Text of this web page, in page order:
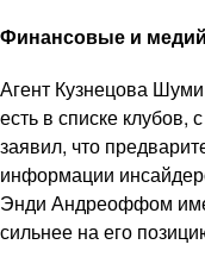
Финансовые и
Агент Кузнецова
есть в списке клубов,
заявил, что
информации
Энди Андреоффом
сильнее на его